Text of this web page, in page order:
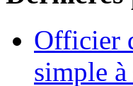
Officier
simple